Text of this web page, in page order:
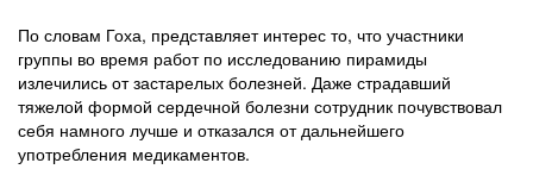
По словам Гоха, представляет интерес то, что участники
группы во время работ по исследованию пирамиды
излечились от застарелых болезней. Даже страдавший
тяжелой формой сердечной болезни сотрудник почувствовал
себя намного лучше и отказался от дальнейшего
употребления медикаментов.